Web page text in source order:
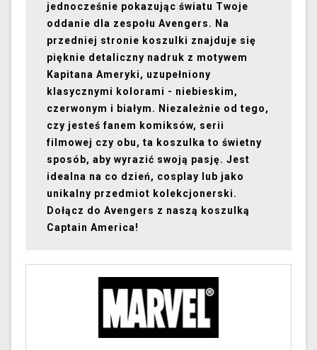
jednocześnie pokazując światu Twoje
oddanie dla zespołu Avengers. Na
przedniej stronie koszulki znajduje się
pięknie detaliczny nadruk z motywem
Kapitana Ameryki, uzupełniony
klasycznymi kolorami - niebieskim,
czerwonym i białym. Niezależnie od tego,
czy jesteś fanem komiksów, serii
filmowej czy obu, ta koszulka to świetny
sposób, aby wyrazić swoją pasję. Jest
idealna na co dzień, cosplay lub jako
unikalny przedmiot kolekcjonerski.
Dołącz do Avengers z naszą koszulką
Captain America!